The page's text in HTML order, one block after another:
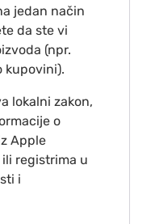
jedan način
da ste vi
(npr.
kupovini).
lokalni zakon,
o
Apple
registrima u
i